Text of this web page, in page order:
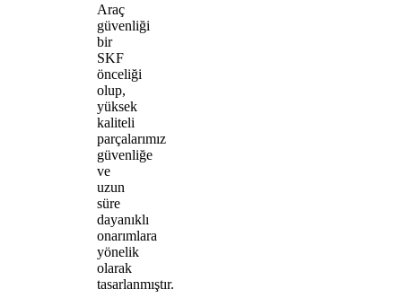
Araç
güvenliği
bir
SKF
önceliği
olup,
yüksek
kaliteli
parçalarımız
güvenliğe
ve
uzun
süre
dayanıklı
onarımlara
yönelik
olarak
tasarlanmıştır.